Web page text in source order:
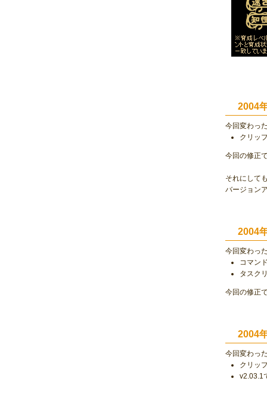
2004
今回変わっ
クリッ
今回の修正
それにして
バージョン
2004
今回変わっ
コマン
タスク
今回の修正
2004
今回変わっ
クリッ
v2.03.1